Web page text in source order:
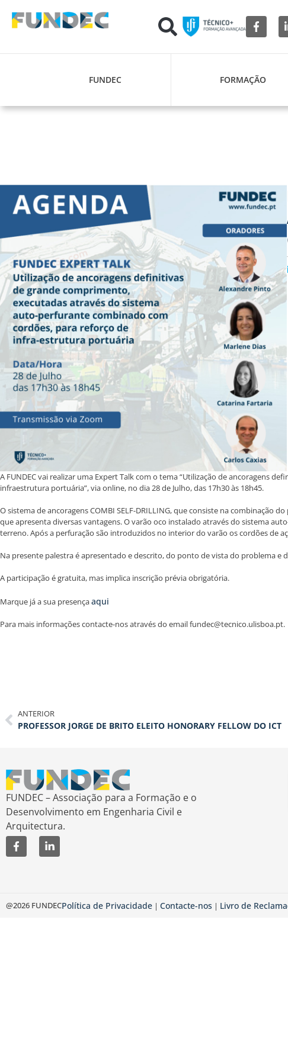
FUNDEC FORMAÇÃO
A FUNDEC vai realizar uma Expert Talk com o tema “Utilização de ancoragens
infraestrutura portuária”, via online, no dia 28 de Julho, das 17h30 às 18h45.
O sistema de ancoragens COMBI SELF-DRILLING, que consiste na
que apresenta diversas vantagens. O varão oco instalado através do sistema
terreno. Após a perfuração são introduzidos no interior do varão os cordões de
Na presente palestra é apresentado e descrito, do ponto de vista do problema
A participação é gratuita, mas implica inscrição prévia obrigatória.
Marque já a sua presençaaqui
Para mais informações contacte-nos através do email fundec@tecnico.ulisboa.pt.
ANTERIOR
PROFESSOR JORGE DE BRITO ELEITO HONORARY FELLOW DO ICT
FUNDEC – Associação para a Formação e o
Desenvolvimento em Engenharia Civil e
Arquitectura.
@2026 FUNDECPolítica de Privacidade | Contacte-nos | Livro de